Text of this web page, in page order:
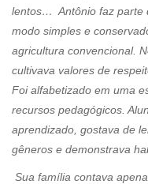
lentos… Antônio faz parte
modo simples e
agricultura convencional.
cultivava valores de
Foi alfabetizado em uma
recursos pedagógicos.
aprendizado, gostava de
gêneros e demonstrava
Sua família contava